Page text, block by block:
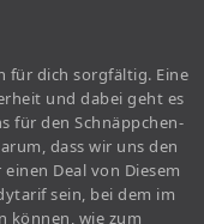
für dich sorgfältig. Eine
und dabei geht es
für den Schnäppchen-
dass wir uns den
Deal von Diesem
sein, bei dem im
können, wie zum